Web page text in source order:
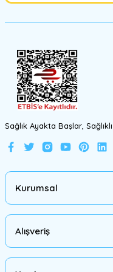
Sağlık Ayakta Başlar,
Kurumsal
Alışveriş